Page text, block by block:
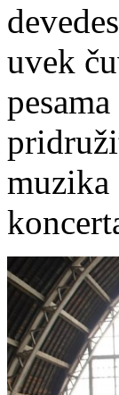
uvek
muzika